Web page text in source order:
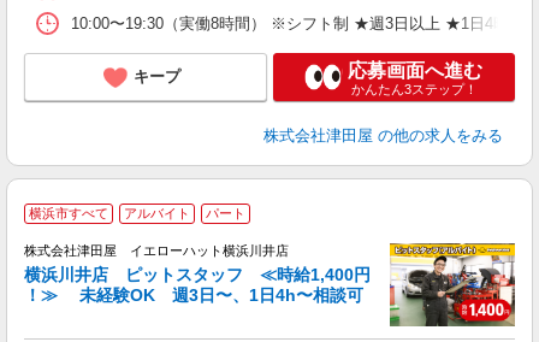
10:00〜19:30（実働8時間） ※シフト制 ★週3日以上 ★1日4時間
キープ 応募画面へ進む
かんたん3ステップ！
株式会社津田屋 の他の求人をみる
横浜市すべて アルバイト パート
株式会社津田屋 イエローハット横浜川井店
横浜川井店 ピットスタッフ ≪時給1,400円
！≫ 未経験OK 週3日〜、1日4h〜相談可